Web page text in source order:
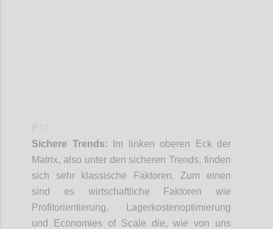
Sichere Trends: Im linken oberen Eck der
Matrix, also unter den sicheren Trends, finden
sich sehr klassische Faktoren. Zum einen
sind eswirtschaftliche Faktoren
wie
Profitorientierung, Lagerkostenoptimierung
und
Economies of Scale die, wie von uns